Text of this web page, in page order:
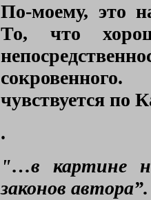
По-моему, это
То, что
чувствуется по
.
"…в картине
законов автора”.